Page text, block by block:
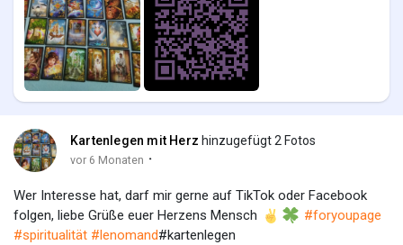
Kartenlegen mit Herz hinzugefügt 2 Fotos
vor 6 Monaten ·
Wer Interesse hat, darf mir gerne auf TikTok oder Facebook
folgen, liebe Grüße euer Herzens Mensch
#foryoupage
#spiritualität #lenomand#kartenlegen